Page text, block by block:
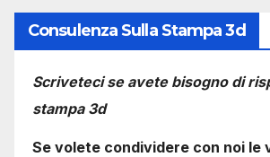
Consulenza Sulla Stampa 3d
Scriveteci se avete bisogno di
stampa 3d
Se volete condividere con noi le